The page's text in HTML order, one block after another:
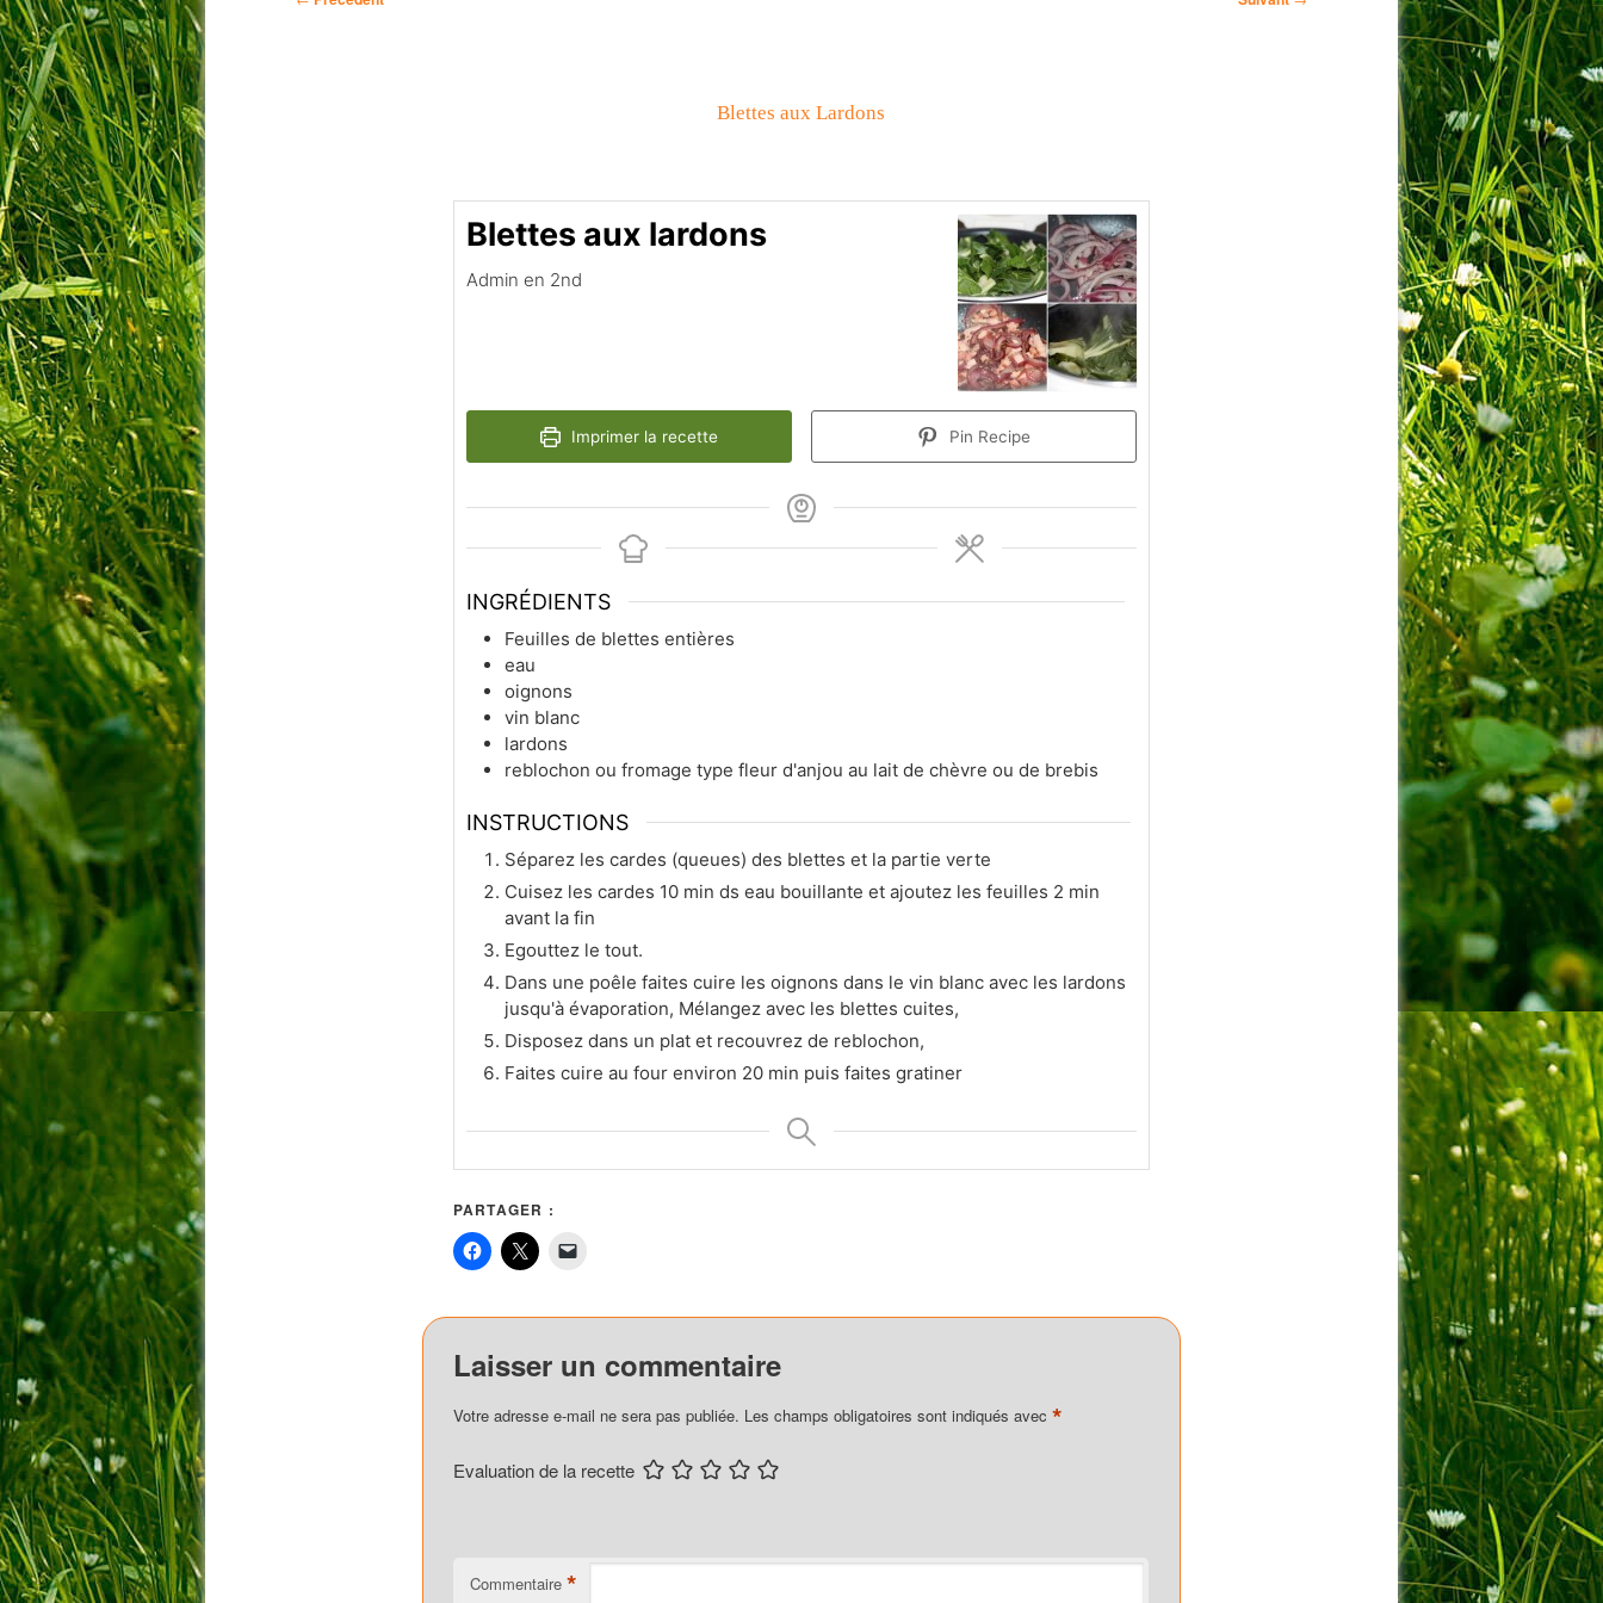
Blettes aux Lardons
Blettes aux lardons
Admin en 2nd
Imprimer la recette Pin Recipe
INGRÉDIENTS
Feuilles de blettes entières
eau
oignons
vin blanc
lardons
reblochon ou fromage type fleur d'anjou au lait de chèvre ou de brebis
INSTRUCTIONS
Séparez les cardes (queues) des blettes et la partie verte
Cuisez les cardes 10 min ds eau bouillante et ajoutez les feuilles 2 min
avant la fin
Egouttez le tout.
Dans une poêle faites cuire les oignons dans le vin blanc avec les lardons
jusqu'à évaporation, Mélangez avec les blettes cuites,
Disposez dans un plat et recouvrez de reblochon,
Faites cuire au four environ 20 min puis faites gratiner
PARTAGER :
Laisser un commentaire
Votre adresse e-mail ne sera pas publiée. Les champs obligatoires sont indiqués avec *
Evaluation de la recette
Commentaire *